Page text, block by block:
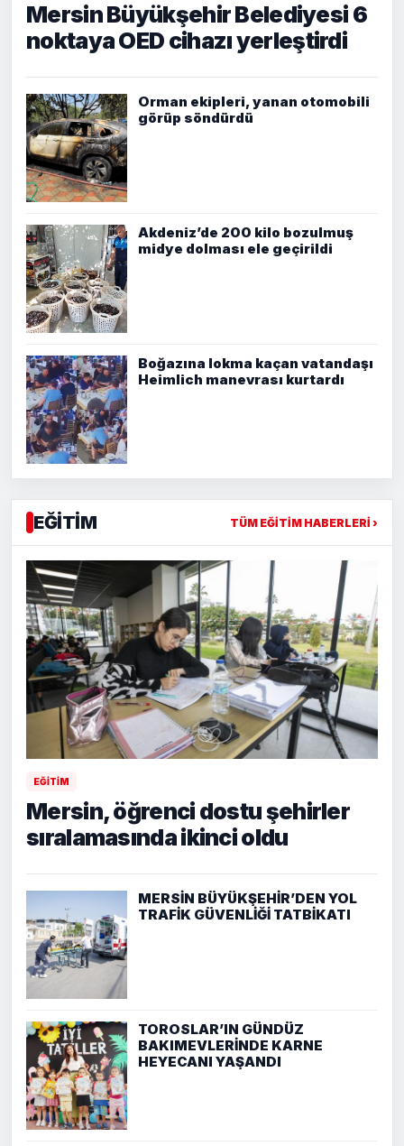
Mersin Büyükşehir Belediyesi 6
noktaya OED cihazı yerleştirdi
Orman ekipleri, yanan otomobili
görüp söndürdü
Akdeniz’de 200 kilo bozulmuş
midye dolması ele geçirildi
Boğazına lokma kaçan vatandaşı
Heimlich manevrası kurtardı
EĞİTİM TÜM EĞİTİM HABERLERİ ›
EĞİTİM
Mersin, öğrenci dostu şehirler
sıralamasında ikinci oldu
MERSİN BÜYÜKŞEHİR’DEN YOL
TRAFİK GÜVENLİĞİ TATBİKATI
TOROSLAR’IN GÜNDÜZ
BAKIMEVLERİNDE KARNE
HEYECANI YAŞANDI